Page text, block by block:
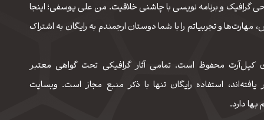
گرافیک و برنامه نویسی با چاشنی خلاقیت. من علی یوسفی؛ اینجا
و تجربیاتم را با شما دوستان ارجمندم به رایگان به اشتراک
کپل‌آرت محفوظ است. تمامی آثار گرافیکی تحت گواهی معتبر
یافته‌اند، استفاده رایگان تنها با ذکر منبع مجاز است. وبسایت
دارد.